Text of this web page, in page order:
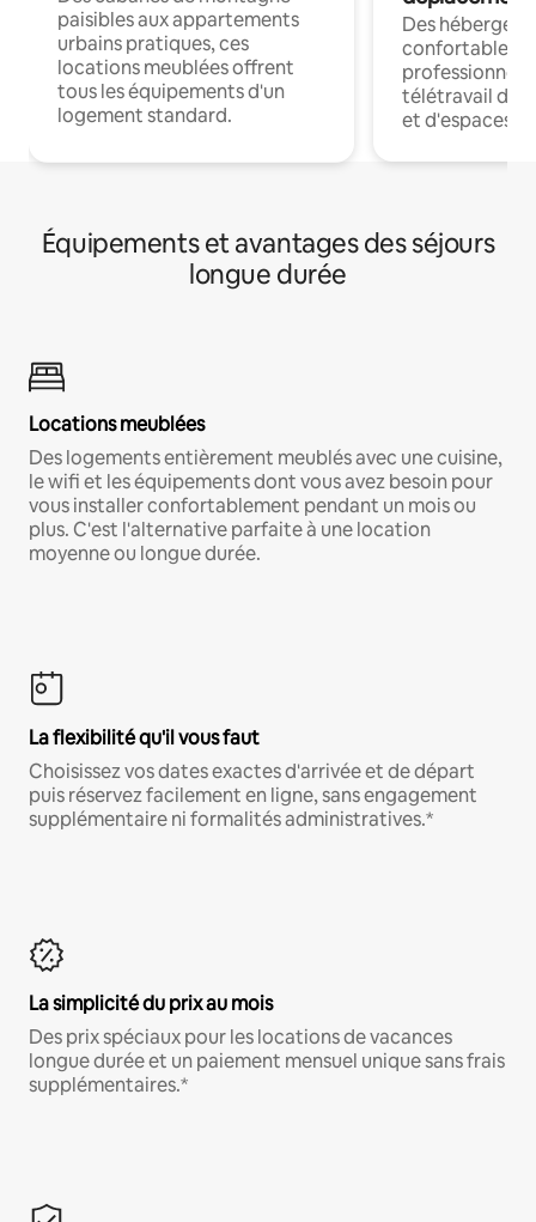
paisibles aux appartements
urbains pratiques, ces
locations meublées offrent
tous les équipements d'un
logement standard.
Des
confortables
professionnels
télétravail
et d'espaces
Équipements et avantages des séjours
longue durée
Locations meublées
Des logements entièrement meublés avec une cuisine,
le wifi et les équipements dont vous avez besoin pour
vous installer confortablement pendant un mois ou
plus. C'est l'alternative parfaite à une location
moyenne ou longue durée.
La flexibilité qu'il vous faut
Choisissez vos dates exactes d'arrivée et de départ
puis réservez facilement en ligne, sans engagement
supplémentaire ni formalités administratives.*
La simplicité du prix au mois
Des prix spéciaux pour les locations de vacances
longue durée et un paiement mensuel unique sans frais
supplémentaires.*